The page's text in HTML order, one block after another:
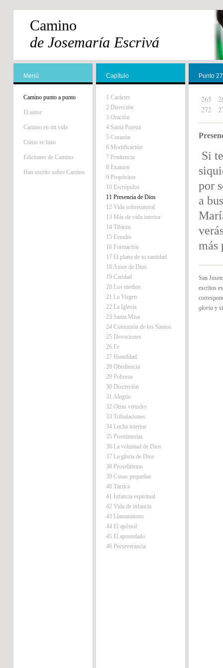
Camino
de Josemaría Escrivá
Menú
Camino punto a punto
El autor
Camino en mi vida
Cómo se hizo
Ediciones de Camino
Han escrito sobre Camino
Capítulo
1 Carácter
2 Dirección
3 Oración
4 Santa Pureza
5 Corazón
6 Mortificación
7 Penitencia
8 Examen
9 Propósitos
10 Escrúpulos
11 Presencia de Dios
12 Vida sobrenatural
13 Más de vida interior
14 Tibieza
15 Estudio
16 Formación
17 El plano de tu santidad
18 Amor de Dios
19 Caridad
20 Los medios
21 La Virgen
22 La Iglesia
23 Santa Misa
24 Comunión de los Santos
25 Devociones
26 Fe
27 Humildad
28 Obediencia
29 Pobreza
30 Discreción
31 Alegría
32 Otras virtudes
33 Tribulaciones
34 Lucha interior
35 Postrimerías
36 La voluntad de Dios
37 La gloria de Dios
38 Proselitismo
39 Cosas pequeñas
40 Táctica
41 Infancia espiritual
42 Vida de infancia
43 Llamamiento
44 El apóstol
45 El apostolado
46 Perseverancia
Punto
265
272
Si
por
a
más
San
escritos
gloria y